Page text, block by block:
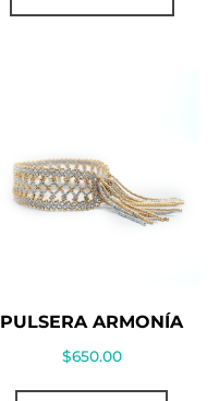
PULSERA ARMONÍA
$650.00